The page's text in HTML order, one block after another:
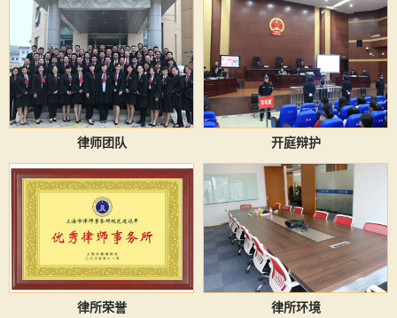
律师团队 开庭辩护
律所荣誉 律所环境